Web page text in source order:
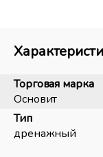
Торговая марка
Основит
Тип
дренажный